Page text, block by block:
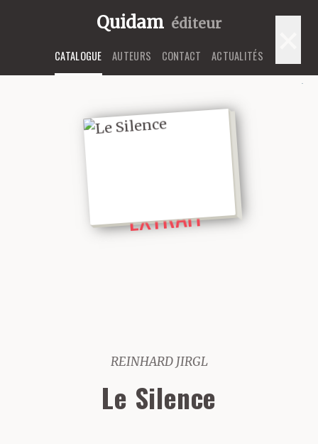
Quidam éditeur
CATALOGUE AUTEURS CONTACT ACTUALITÉS
EXTRAIT
REINHARD JIRGL
Le Silence